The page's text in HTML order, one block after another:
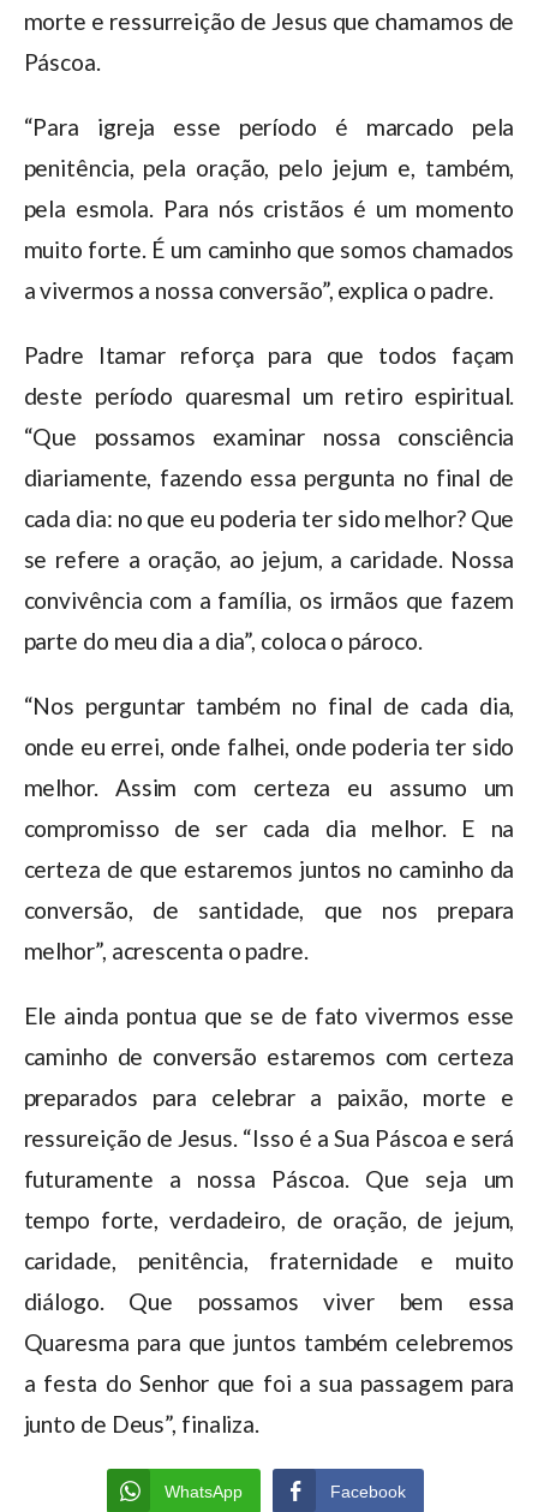
morte e ressurreição de Jesus que chamamos de
Páscoa.
“Para igreja esse período é marcado pela
penitência, pela oração, pelo jejum e, também,
pela esmola. Para nós cristãos é um momento
muito forte. É um caminho que somos chamados
a vivermos a nossa conversão”, explica o padre.
Padre Itamar reforça para que todos façam
deste período quaresmal um retiro espiritual.
“Que possamos examinar nossa consciência
diariamente, fazendo essa pergunta no final de
cada dia: no que eu poderia ter sido melhor? Que
se refere a oração, ao jejum, a caridade. Nossa
convivência com a família, os irmãos que fazem
parte do meu dia a dia”, coloca o pároco.
“Nos perguntar também no final de cada dia,
onde eu errei, onde falhei, onde poderia ter sido
melhor. Assim com certeza eu assumo um
compromisso de ser cada dia melhor. E na
certeza de que estaremos juntos no caminho da
conversão, de santidade, que nos prepara
melhor”, acrescenta o padre.
Ele ainda pontua que se de fato vivermos esse
caminho de conversão estaremos com certeza
preparados para celebrar a paixão, morte e
ressureição de Jesus. “Isso é a Sua Páscoa e será
futuramente a nossa Páscoa. Que seja um
tempo forte, verdadeiro, de oração, de jejum,
caridade, penitência, fraternidade e muito
diálogo. Que possamos viver bem essa
Quaresma para que juntos também celebremos
a festa do Senhor que foi a sua passagem para
junto de Deus”, finaliza.
WhatsApp Facebook